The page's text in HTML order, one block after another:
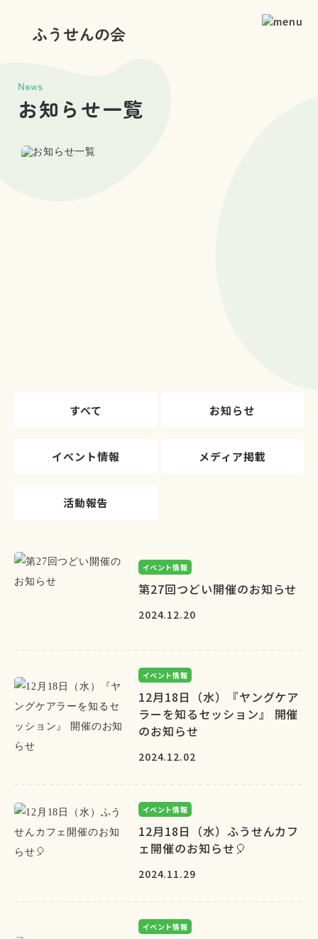
News
お知らせ一覧
すべて お知らせ
イベント情報 メディア掲載
活動報告
イベント情報
第27回つどい開催のお知らせ
2024.12.20
イベント情報
12月18日（水）『ヤングケア
ラーを知るセッション』 開催
のお知らせ
2024.12.02
イベント情報
12月18日（水）ふうせんカフ
ェ開催のお知らせ🎈
2024.11.29
イベント情報